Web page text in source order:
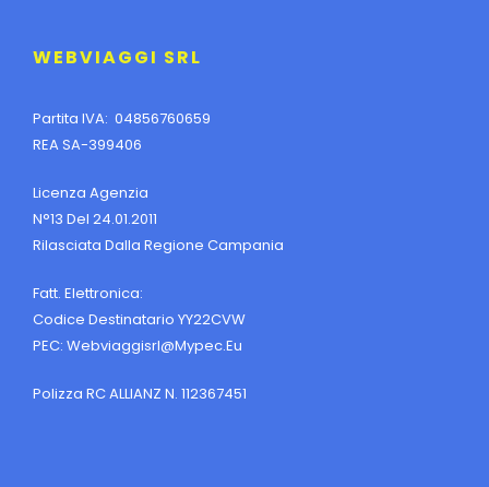
WEBVIAGGI SRL
Partita IVA: 04856760659
REA SA-399406
Licenza Agenzia
N°13 Del 24.01.2011
Rilasciata Dalla Regione Campania
Fatt. Elettronica:
Codice Destinatario YY22CVW
PEC: Webviaggisrl@mypec.eu
Polizza RC ALLIANZ N. 112367451